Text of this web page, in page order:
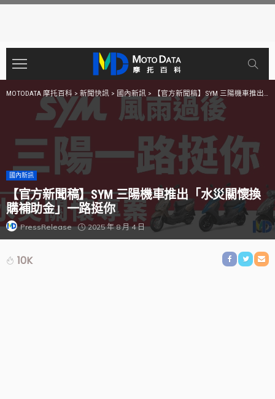
MOTODATA 摩托百科 > 新聞快訊 > 國內新訊 > 【官方新聞稿】SYM 三陽機車推出「水災關懷換購補助金」一路挺你
國內新訊
【官方新聞稿】SYM 三陽機車推出「水災關懷換
購補助金」一路挺你
PressRelease 2025 年 8 月 4 日
10K